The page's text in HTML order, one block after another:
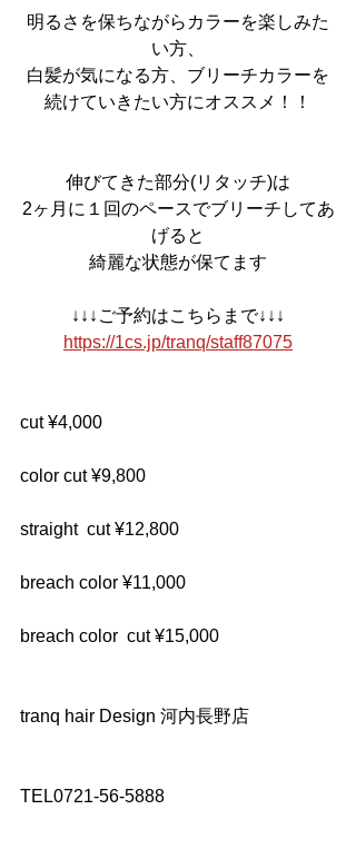
明るさを保ちながらカラーを楽しみた
い方、
白髪が気になる方、ブリーチカラーを
続けていきたい方にオススメ！！
伸びてきた部分(リタッチ)は
2ヶ月に１回のペースでブリーチしてあ
げると
綺麗な状態が保てます
↓↓↓ご予約はこちらまで↓↓↓
https://1cs.jp/tranq/staff87075
cut ¥4,000
color cut ¥9,800
straight  cut ¥12,800
breach color ¥11,000
breach color  cut ¥15,000
tranq hair Design 河内長野店
TEL0721-56-5888